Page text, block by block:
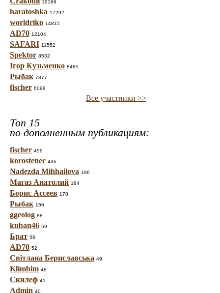
19166
haratoshka 17292
worldriko 14815
AD70 12104
SAFARI 11552
Spektor 8532
Ігор Кузьменко 8485
Рыбак 7377
fischer 6098
Все участники >>
Топ 15
по дополненным публикациям:
fischer 459
korostenec 436
Nadezda Mihhailova 186
Магаз Анатолий 184
Борис Ассеев 178
Рыбак 156
ggeolog 88
kuban46 59
Брат 56
AD70 52
Світлана Бериславська 49
Klimbim 48
Скилеф 41
Admin 40